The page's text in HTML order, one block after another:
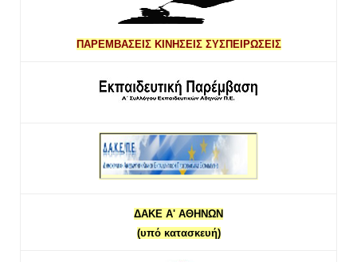
ΠΑΡΕΜΒΑΣΕΙΣ ΚΙΝΗΣΕΙΣ ΣΥΣΠΕΙΡΩΣΕΙΣ
ΔΑΚΕ Α' ΑΘΗΝΩΝ
(υπό κατασκευή)